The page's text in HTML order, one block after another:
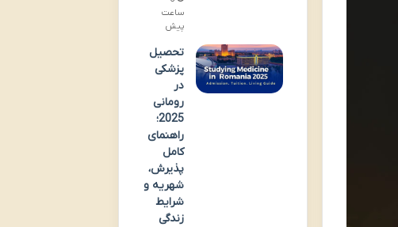
ساعت
پیش
تحصیل
پزشکی
در
رومانی
2025؛
راهنمای
کامل
پذیرش،
شهریه و
شرایط
زندگی